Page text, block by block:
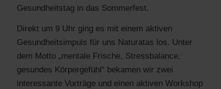
Gesundheitstag in das Sommerfest.
Direkt um 9 Uhr ging es mit einem aktiven
Gesundheitsimpuls für uns Naturatas los. Unter
dem Motto „mentale Frische, Stressbalance,
gesundes Körpergefühl“ bekamen wir zwei
interessante Vorträge und einen aktiven Workshop